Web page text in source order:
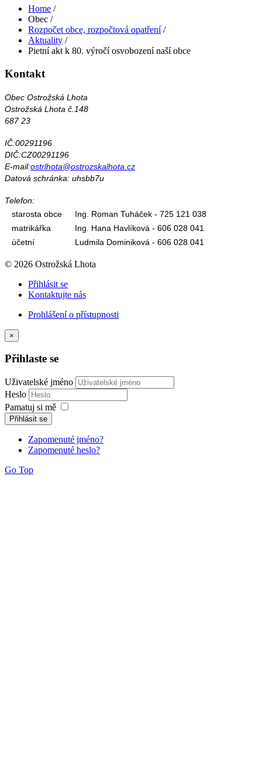
Home /
Obec /
Rozpočet obce, rozpočtová opatření /
Aktuality /
Pietní akt k 80. výročí osvobození naší obce
Kontakt
Obec Ostrožská Lhota
Ostrožská Lhota č.148
687 23
IČ:00291196
DIČ:CZ00291196
E-mail:ostrlhota@ostrozskalhota.cz
Datová schránka: uhsbb7u
Telefon:
starosta obce
Ing. Roman Tuháček - 725 121 038
matrikářka
Ing. Hana Havlíková - 606 028 041
účetní
Ludmila Dominiková - 606 028 041
© 2026 Ostrožská Lhota
Přihlásit se
Kontaktujte nás
Prohlášení o přístupnosti
×
Přihlaste se
Uživatelské jméno
Heslo
Pamatuj si mě
Přihlásit se
Zapomenuté jméno?
Zapomenuté heslo?
Go Top